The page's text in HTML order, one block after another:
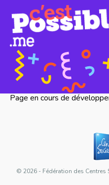
Page en cours de
© 2026 - Fédération des Centres